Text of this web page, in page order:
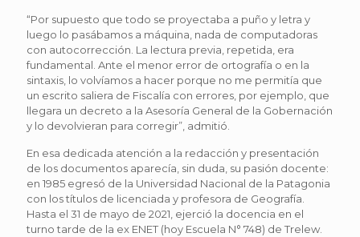
“Por supuesto que todo se proyectaba a puño y letra y
luego lo pasábamos a máquina, nada de computadoras
con autocorrección. La lectura previa, repetida, era
fundamental. Ante el menor error de ortografía o en la
sintaxis, lo volvíamos a hacer porque no me permitía que
un escrito saliera de Fiscalía con errores, por ejemplo, que
llegara un decreto a la Asesoría General de la Gobernación
y lo devolvieran para corregir”, admitió.
En esa dedicada atención a la redacción y presentación
de los documentos aparecía, sin duda, su pasión docente:
en 1985 egresó de la Universidad Nacional de la Patagonia
con los títulos de licenciada y profesora de Geografía.
Hasta el 31 de mayo de 2021, ejerció la docencia en el
turno tarde de la ex ENET (hoy Escuela N° 748) de Trelew.